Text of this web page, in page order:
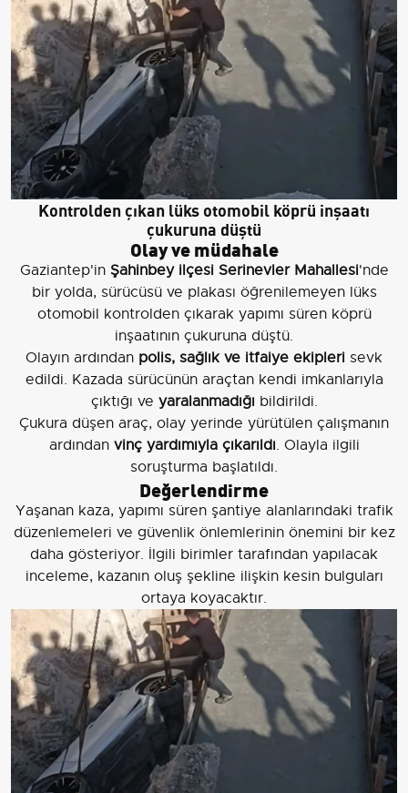
Kontrolden çıkan lüks otomobil köprü inşaatı
çukuruna düştü
Olay ve müdahale
Gaziantep'in Şahinbey ilçesi Serinevler Mahallesi'nde
bir yolda, sürücüsü ve plakası öğrenilemeyen lüks
otomobil kontrolden çıkarak yapımı süren köprü
inşaatının çukuruna düştü.
Olayın ardından polis, sağlık ve itfaiye ekipleri sevk
edildi. Kazada sürücünün araçtan kendi imkanlarıyla
çıktığı ve yaralanmadığı bildirildi.
Çukura düşen araç, olay yerinde yürütülen çalışmanın
ardından vinç yardımıyla çıkarıldı. Olayla ilgili
soruşturma başlatıldı.
Değerlendirme
Yaşanan kaza, yapımı süren şantiye alanlarındaki trafik
düzenlemeleri ve güvenlik önlemlerinin önemini bir kez
daha gösteriyor. İlgili birimler tarafından yapılacak
inceleme, kazanın oluş şekline ilişkin kesin bulguları
ortaya koyacaktır.